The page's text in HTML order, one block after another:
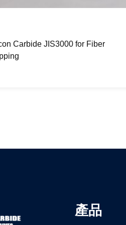
carbide F90 F100 for
產品